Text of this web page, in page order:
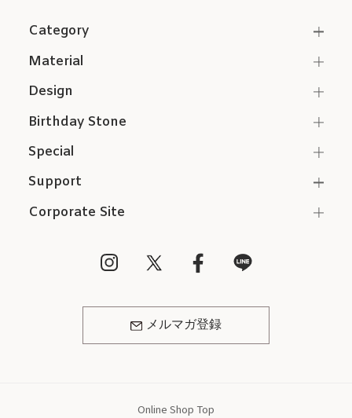
Category
Support
Corporate Site
メルマガ登録
Material
Design
Birthday Stone
Special
Online Shop Top